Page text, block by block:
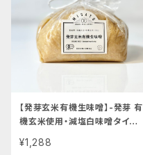
【発芽玄米有機生味噌】-発芽 有
機玄米使用・減塩白味噌タイプ-
噌 発酵食品 有機 調味料
¥1,288